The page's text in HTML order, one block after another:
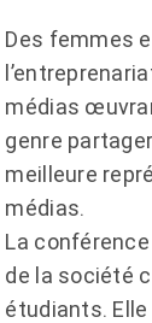
Des femmes
médias
genre
meilleure
médias.
La
de la société
étudiants.